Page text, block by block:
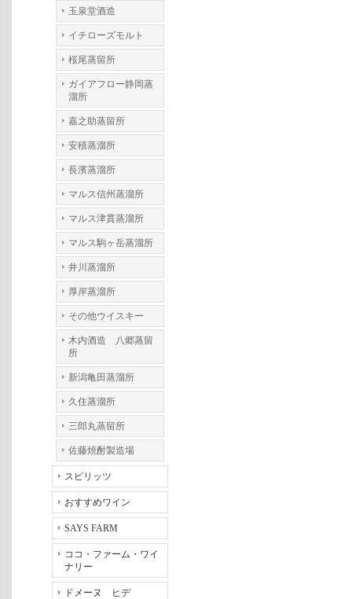
玉泉堂酒造
イチローズモルト
桜尾蒸留所
ガイアフロー静岡蒸
溜所
嘉之助蒸留所
安積蒸溜所
長濱蒸溜所
マルス信州蒸溜所
マルス津貫蒸溜所
マルス駒ヶ岳蒸溜所
井川蒸溜所
厚岸蒸溜所
その他ウイスキー
木内酒造 八郷蒸留
所
新潟亀田蒸溜所
久住蒸溜所
三郎丸蒸留所
佐藤焼酎製造場
スピリッツ
おすすめワイン
SAYS FARM
ココ・ファーム・ワイ
ナリー
ドメーヌ ヒデ